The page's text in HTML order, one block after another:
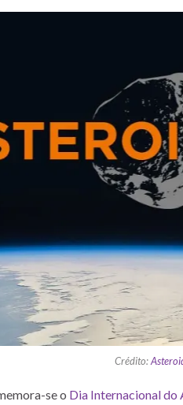
Crédito:
se o Dia Internacional do